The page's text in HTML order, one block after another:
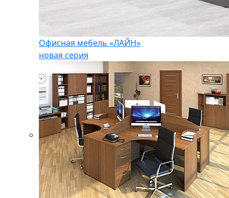
Офисная мебель «ЛАЙН»
новая серия